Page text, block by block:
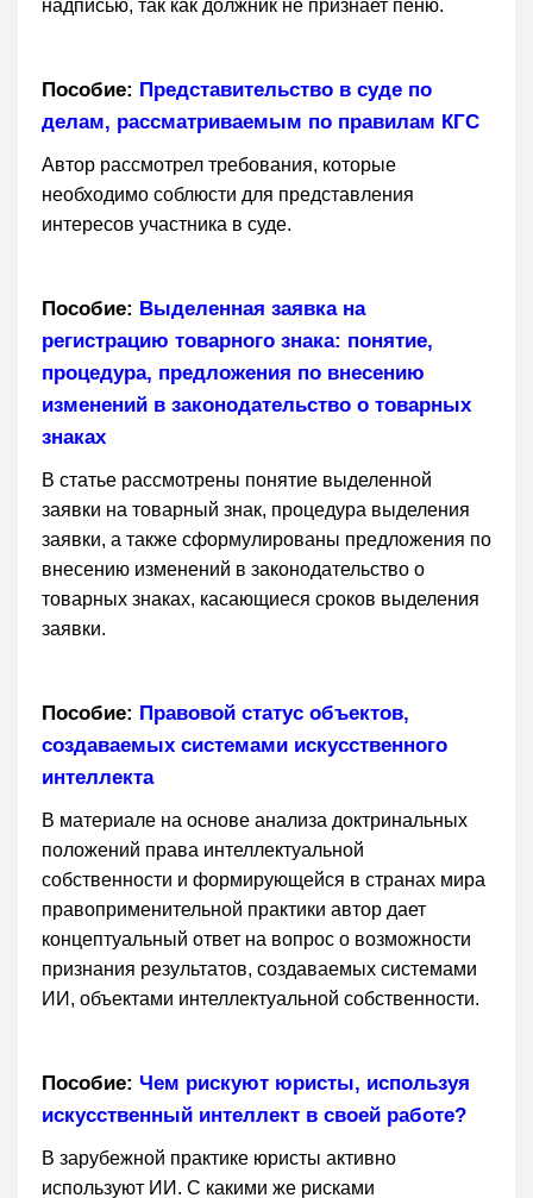
надписью, так как должник не признает пеню.
Пособие: Представительство в суде по
делам, рассматриваемым по правилам КГС
Автор рассмотрел требования, которые
необходимо соблюсти для представления
интересов участника в суде.
Пособие: Выделенная заявка на
регистрацию товарного знака: понятие,
процедура, предложения по внесению
изменений в законодательство о товарных
знаках
В статье рассмотрены понятие выделенной
заявки на товарный знак, процедура выделения
заявки, а также сформулированы предложения по
внесению изменений в законодательство о
товарных знаках, касающиеся сроков выделения
заявки.
Пособие: Правовой статус объектов,
создаваемых системами искусственного
интеллекта
В материале на основе анализа доктринальных
положений права интеллектуальной
собственности и формирующейся в странах мира
правоприменительной практики автор дает
концептуальный ответ на вопрос о возможности
признания результатов, создаваемых системами
ИИ, объектами интеллектуальной собственности.
Пособие: Чем рискуют юристы, используя
искусственный интеллект в своей работе?
В зарубежной практике юристы активно
используют ИИ. С какими же рисками